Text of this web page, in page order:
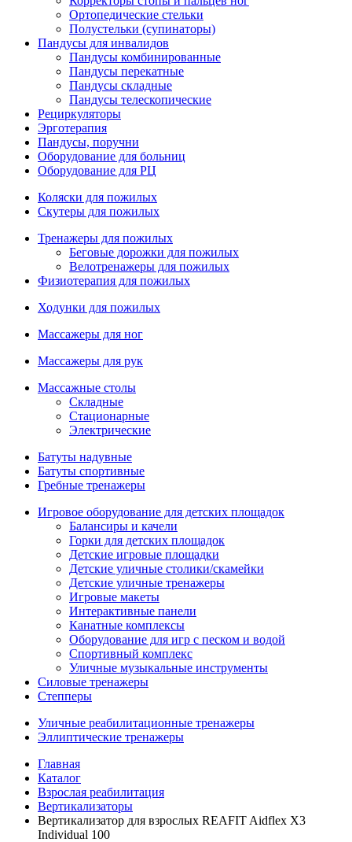
Ортопедические стельки
Полустельки (супинаторы)
Пандусы для инвалидов
Пандусы комбинированные
Пандусы перекатные
Пандусы складные
Пандусы телескопические
Рециркуляторы
Эрготерапия
Пандусы, поручни
Оборудование для больниц
Оборудование для РЦ
Коляски для пожилых
Скутеры для пожилых
Тренажеры для пожилых
Беговые дорожки для пожилых
Велотренажеры для пожилых
Физиотерапия для пожилых
Ходунки для пожилых
Массажеры для ног
Массажеры для рук
Массажные столы
Складные
Стационарные
Электрические
Батуты надувные
Батуты спортивные
Гребные тренажеры
Игровое оборудование для детских площадок
Балансиры и качели
Горки для детских площадок
Детские игровые площадки
Детские уличные столики/скамейки
Детские уличные тренажеры
Игровые макеты
Интерактивные панели
Канатные комплексы
Оборудование для игр с песком и водой
Спортивный комплекс
Уличные музыкальные инструменты
Силовые тренажеры
Степперы
Уличные реабилитационные тренажеры
Эллиптические тренажеры
Главная
Каталог
Взрослая реабилитация
Вертикализаторы
Вертикализатор для взрослых REAFIT Aidflex X3
Individual 100